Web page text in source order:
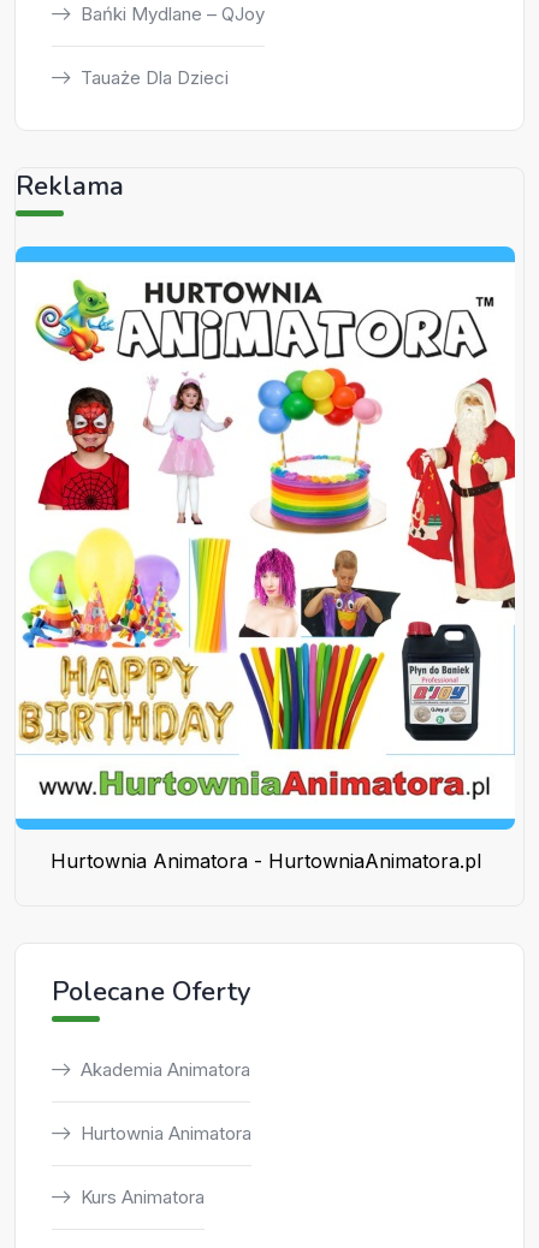
Bańki Mydlane – QJoy
Tauaże Dla Dzieci
Reklama
Hurtownia Animatora - HurtowniaAnimatora.pl
Polecane Oferty
Akademia Animatora
Hurtownia Animatora
Kurs Animatora